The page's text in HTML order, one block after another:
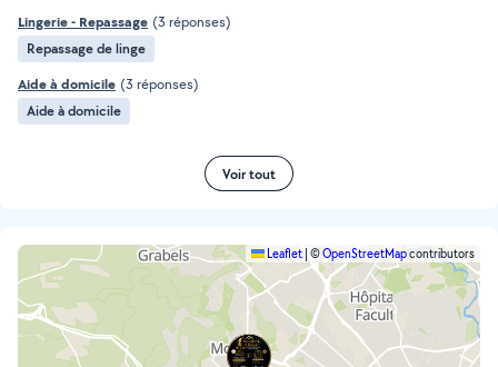
Lingerie - Repassage (3 réponses)
Repassage de linge
Aide à domicile (3 réponses)
Aide à domicile
Voir tout
Leaflet ©OpenStreetMapcontributors